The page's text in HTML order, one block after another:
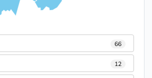
66
12